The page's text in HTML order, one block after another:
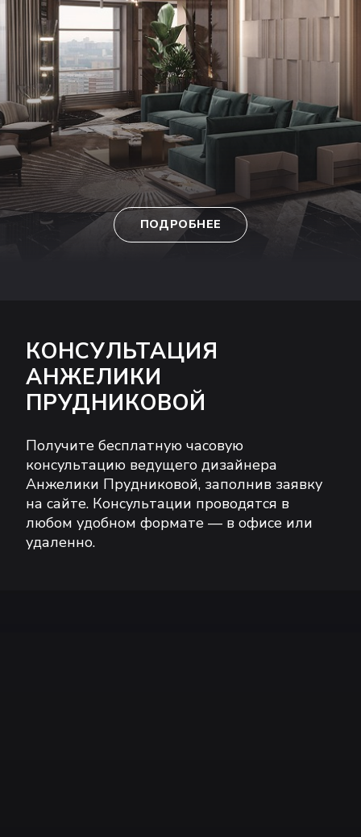
ПОДРОБНЕЕ
КОНСУЛЬТАЦИЯ
АНЖЕЛИКИ
ПРУДНИКОВОЙ
Получите бесплатную часовую
консультацию ведущего дизайнера
Анжелики Прудниковой, заполнив заявку
на сайте. Консультации проводятся в
любом удобном формате — в офисе или
удаленно.